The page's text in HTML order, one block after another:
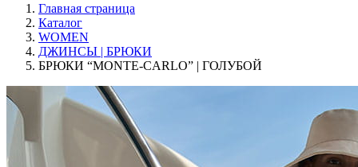
Главная страница
Каталог
WOMEN
ДЖИНСЫ | БРЮКИ
БРЮКИ “MONTE-CARLO” | ГОЛУБОЙ